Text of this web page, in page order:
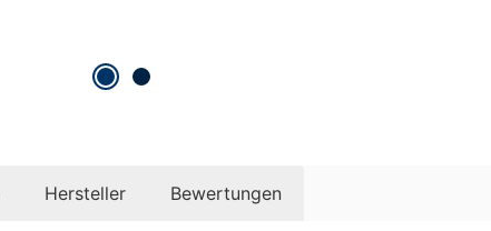
Hersteller Bewertungen